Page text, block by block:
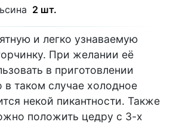
2 шт.
и легко узнаваемую
При желании её
в приготовлении
таком случае холодное
некой пикантности. Также
положить цедру с 3-х